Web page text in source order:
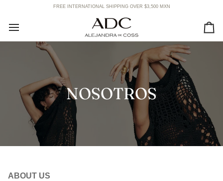
content
FREE INTERNATIONAL SHIPPING OVER $3,500 MXN
NOSOTROS
ABOUT US